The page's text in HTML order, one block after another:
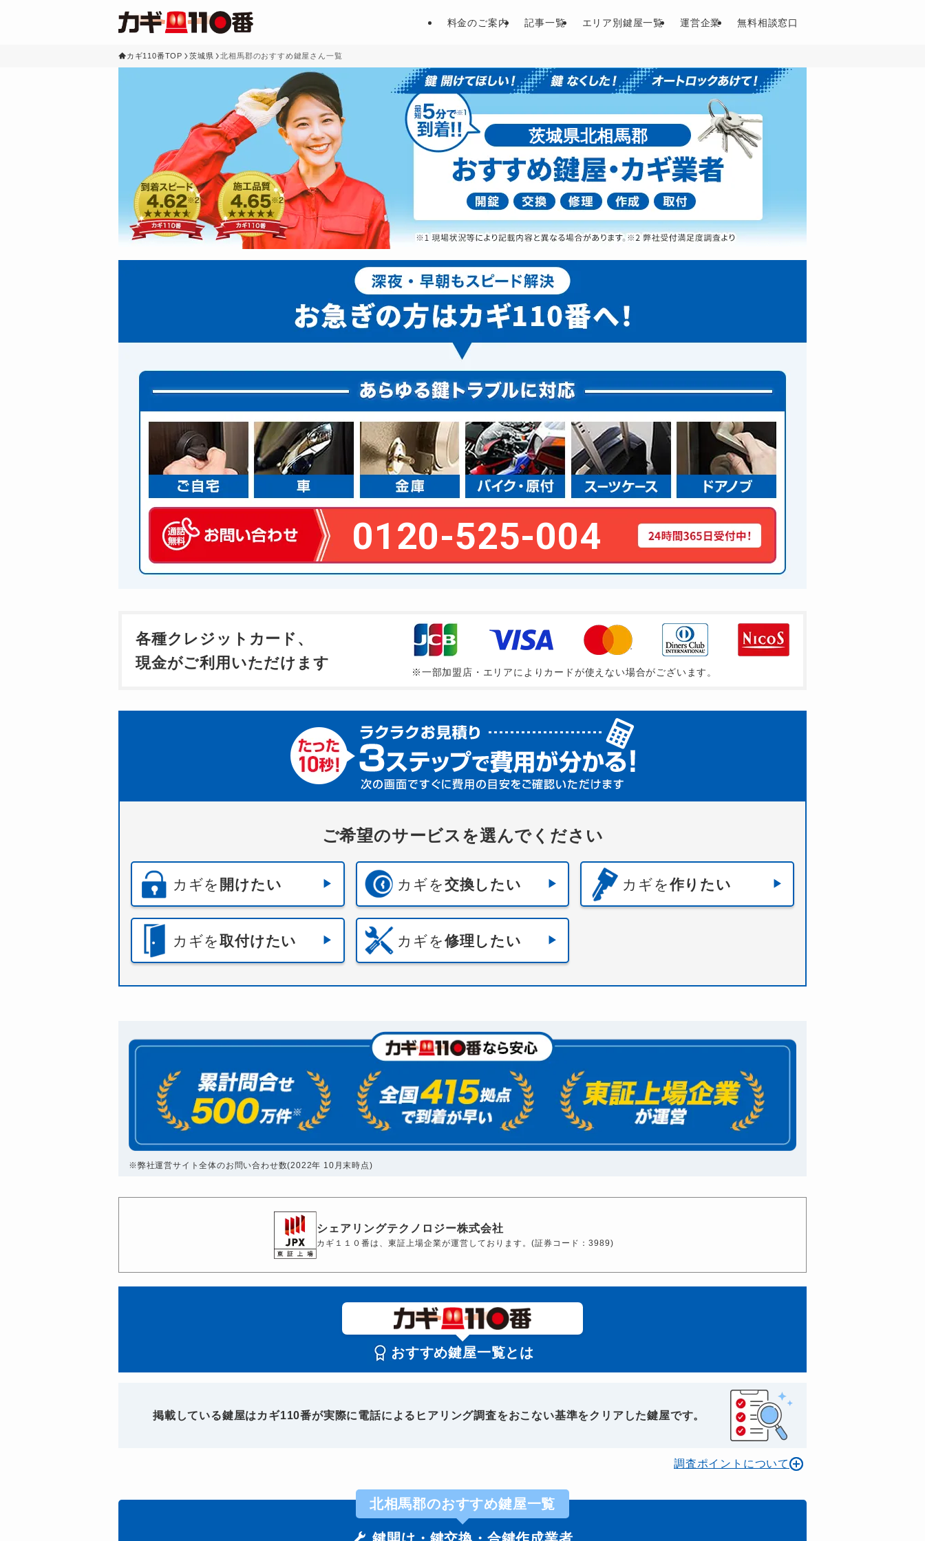
料金のご案内 記事一覧 エリア別鍵屋一覧 運営企業 無料相談窓口
カギ110番TOP 茨城県 北相馬郡のおすすめ鍵屋さん一覧
茨城県北相馬郡
0120-525-004
各種クレジットカード、
現金がご利用いただけます
※一部加盟店・エリアによりカードが使えない場合がございます。
ご希望のサービスを選んでください
カギを 開けたい カギを交換したい カギを作りたい
カギを取付けたい カギを修理したい
※弊社運営サイト全体のお問い合わせ数(2022年 10月末時点)
シェアリングテクノロジー株式会社
カギ１１０番は、東証上場企業が運営しております。(証券コード：3989)
おすすめ鍵屋一覧とは
掲載している鍵屋はカギ110番が実際に電話によるヒアリング調査をおこない基準をクリアした鍵屋です。
調査ポイントについて
北相馬郡のおすすめ鍵屋一覧